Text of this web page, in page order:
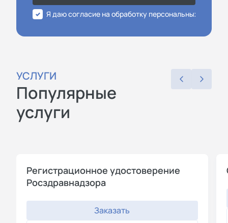
Я даю согласие на обработку персональных
УСЛУГИ
Популярные
услуги
Регистрационное удостоверение
Росздравнадзора
Заказать